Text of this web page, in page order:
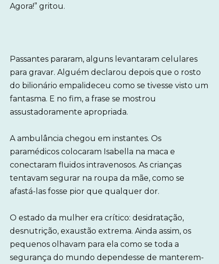
Agora!” gritou.
Passantes pararam, alguns levantaram celulares
para gravar. Alguém declarou depois que o rosto
do bilionário empalideceu como se tivesse visto um
fantasma. E no fim, a frase se mostrou
assustadoramente apropriada.
A ambulância chegou em instantes. Os
paramédicos colocaram Isabella na maca e
conectaram fluidos intravenosos. As crianças
tentavam segurar na roupa da mãe, como se
afastá-las fosse pior que qualquer dor.
O estado da mulher era crítico: desidratação,
desnutrição, exaustão extrema. Ainda assim, os
pequenos olhavam para ela como se toda a
segurança do mundo dependesse de manterem-